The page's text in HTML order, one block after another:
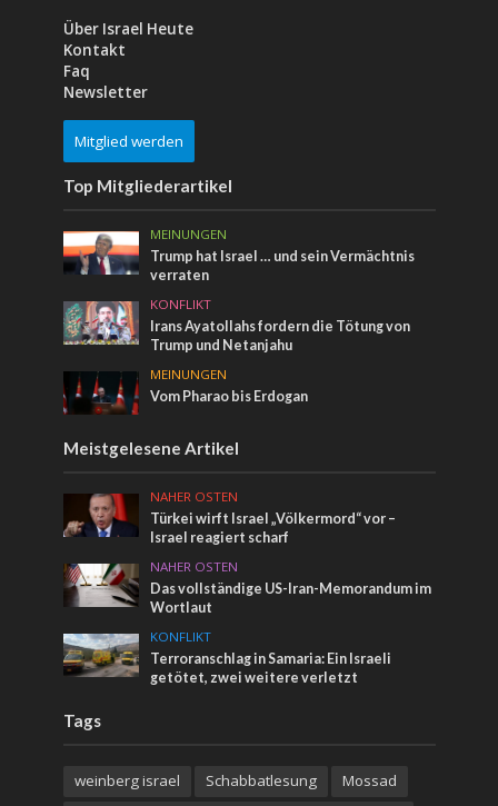
Über Israel Heute
Kontakt
Faq
Newsletter
Mitglied werden
Top Mitgliederartikel
MEINUNGEN
Trump hat Israel … und sein Vermächtnis
verraten
KONFLIKT
Irans Ayatollahs fordern die Tötung von
Trump und Netanjahu
MEINUNGEN
Vom Pharao bis Erdogan
Meistgelesene Artikel
NAHER OSTEN
Türkei wirft Israel „Völkermord“ vor –
Israel reagiert scharf
NAHER OSTEN
Das vollständige US-Iran-Memorandum im
Wortlaut
KONFLIKT
Terroranschlag in Samaria: Ein Israeli
getötet, zwei weitere verletzt
Tags
weinberg israel Schabbatlesung
Mossad